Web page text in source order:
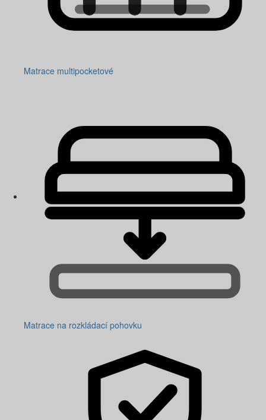
Matrace multipocketové
Matrace na rozkládací pohovku